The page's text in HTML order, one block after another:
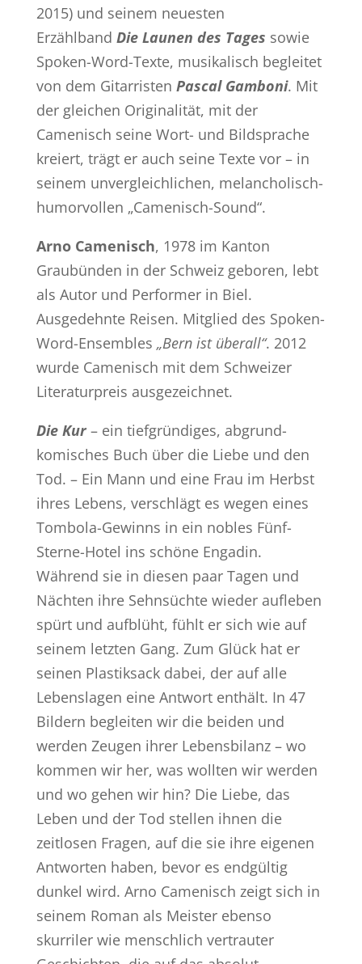
2015) und seinem neuesten
Erzählband Die Launen des Tages sowie
Spoken-Word-Texte, musikalisch begleitet
von dem Gitarristen Pascal Gamboni. Mit
der gleichen Originalität, mit der
Camenisch seine Wort- und Bildsprache
kreiert, trägt er auch seine Texte vor – in
seinem unvergleichlichen, melancholisch-
humorvollen „Camenisch-Sound“.
Arno Camenisch, 1978 im Kanton
Graubünden in der Schweiz geboren, lebt
als Autor und Performer in Biel.
Ausgedehnte Reisen. Mitglied des Spoken-
Word-Ensembles „Bern ist überall“. 2012
wurde Camenisch mit dem Schweizer
Literaturpreis ausgezeichnet.
Die Kur– ein tiefgründiges, abgrund-
komisches Buch über die Liebe und den
Tod. – Ein Mann und eine Frau im Herbst
ihres Lebens, verschlägt es wegen eines
Tombola-Gewinns in ein nobles Fünf-
Sterne-Hotel ins schöne Engadin.
Während sie in diesen paar Tagen und
Nächten ihre Sehnsüchte wieder aufleben
spürt und aufblüht, fühlt er sich wie auf
seinem letzten Gang. Zum Glück hat er
seinen Plastiksack dabei, der auf alle
Lebenslagen eine Antwort enthält. In 47
Bildern begleiten wir die beiden und
werden Zeugen ihrer Lebensbilanz – wo
kommen wir her, was wollten wir werden
und wo gehen wir hin? Die Liebe, das
Leben und der Tod stellen ihnen die
zeitlosen Fragen, auf die sie ihre eigenen
Antworten haben, bevor es endgültig
dunkel wird. Arno Camenisch zeigt sich in
seinem Roman als Meister ebenso
skurriler wie menschlich vertrauter